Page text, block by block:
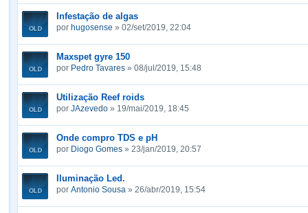
Infestação de algas
por hugosense » 02/set/2019, 22:04
Maxspet gyre 150
por Pedro Tavares » 08/jul/2019, 15:48
Utilização Reef roids
por JAzevedo » 19/mai/2019, 18:45
Onde compro TDS e pH
por Diogo Gomes » 23/jan/2019, 20:57
Iluminação Led.
por Antonio Sousa » 26/abr/2019, 15:54